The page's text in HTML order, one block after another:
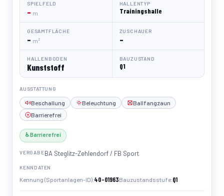
SPIELFELD
– m
HALLENTYP
Trainingshalle
GESAMTFLÄCHE
– m²
ZUSCHAUER
–
HALLENBODEN
Kunststoff
BAUZUSTAND
Q1
AUSSTATTUNG
Beschallung Beleuchtung
Ballfangzaun
Barrierefrei
♿ Barrierefrei
VERGABEBA Steglitz-Zehlendorf / FB Sport
KENNDATEN
Kennung (Sportanlagen-ID) 40-01963Bauzustandsstufe Q1